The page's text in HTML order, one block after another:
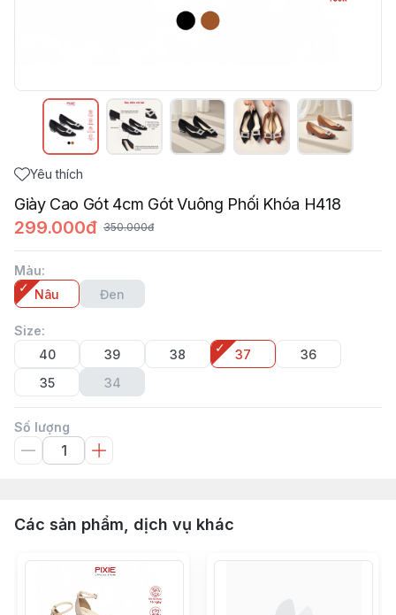
Yêu thích
Giày Cao Gót 4cm Gót Vuông Phối Khóa H418
299.000đ 350.000đ
Màu:
Nâu
Đen
Size:
40
39 38 37
36
35
34
Số lượng
Các sản phẩm, dịch vụ khác